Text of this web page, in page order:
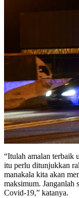
“Itulah amalan terbaik
itu perlu ditunjukkan
manakala kita akan
maksimum. Janganlah
Covid-19,” katanya.